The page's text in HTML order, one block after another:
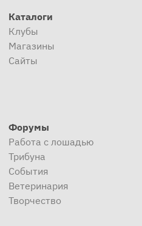
Каталоги
Клубы
Магазины
Сайты
Форумы
Работа с лошадью
Трибуна
События
Ветеринария
Творчество